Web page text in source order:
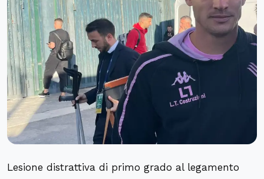
Lesione distrattiva di primo grado al legamento